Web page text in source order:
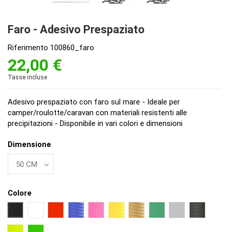
Faro - Adesivo Prespaziato
Riferimento 100860_faro
22,00 €
Tasse incluse
Adesivo prespaziato con faro sul mare - Ideale per
camper/roulotte/caravan con materiali resistenti alle
precipitazioni - Disponibile in vari colori e dimensioni
Dimensione
Colore
ROSSOBLU GIALLOORO